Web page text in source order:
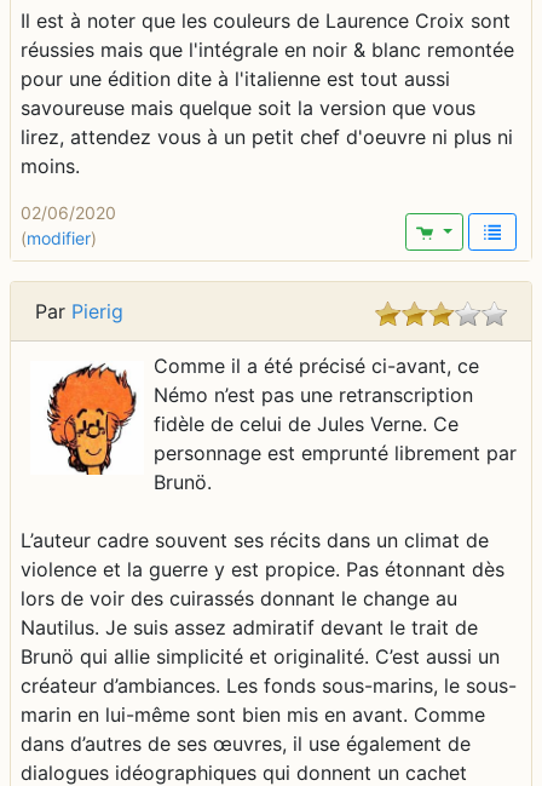
Il est à noter que les couleurs de Laurence Croix sont
réussies mais que l'intégrale en noir & blanc remontée
pour une édition dite à l'italienne est tout aussi
savoureuse mais quelque soit la version que vous
lirez, attendez vous à un petit chef d'oeuvre ni plus ni
moins.
02/06/2020
(modifier)
Par Pierig
Comme il a été précisé ci-avant, ce
Némo n’est pas une retranscription
fidèle de celui de Jules Verne. Ce
personnage est emprunté librement par
Brunö.
L’auteur cadre souvent ses récits dans un climat de
violence et la guerre y est propice. Pas étonnant dès
lors de voir des cuirassés donnant le change au
Nautilus. Je suis assez admiratif devant le trait de
Brunö qui allie simplicité et originalité. C’est aussi un
créateur d’ambiances. Les fonds sous-marins, le sous-
marin en lui-même sont bien mis en avant. Comme
dans d’autres de ses œuvres, il use également de
dialogues idéographiques qui donnent un cachet